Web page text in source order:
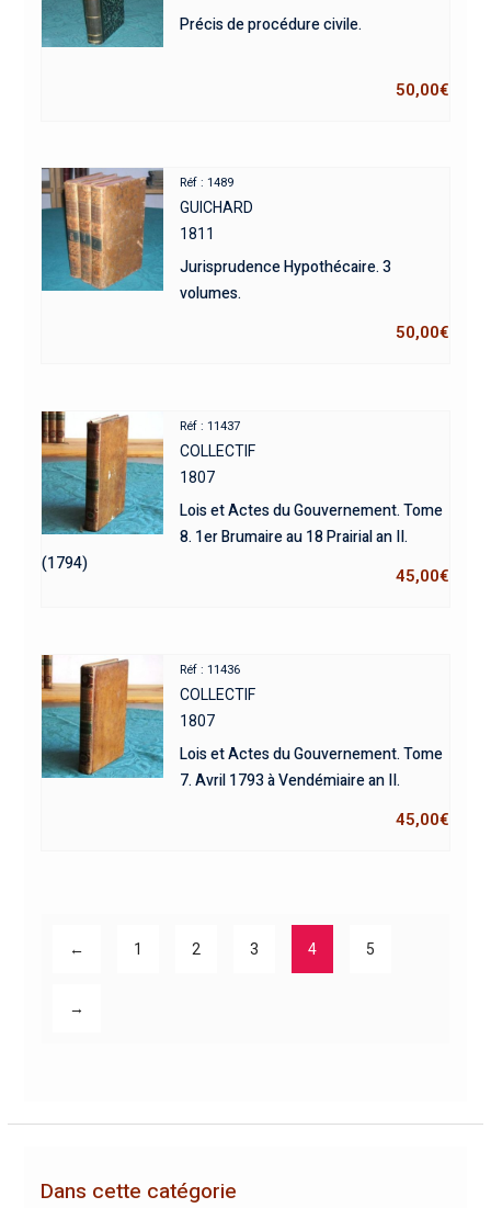
Précis de procédure civile.
50,00€
Réf : 1489
GUICHARD
1811
Jurisprudence Hypothécaire. 3
volumes.
50,00€
Réf : 11437
COLLECTIF
1807
Lois et Actes du Gouvernement. Tome
8. 1er Brumaire au 18 Prairial an II.
(1794)
45,00€
Réf : 11436
COLLECTIF
1807
Lois et Actes du Gouvernement. Tome
7. Avril 1793 à Vendémiaire an II.
45,00€
← 1 2 3 4 5
→
Dans cette catégorie